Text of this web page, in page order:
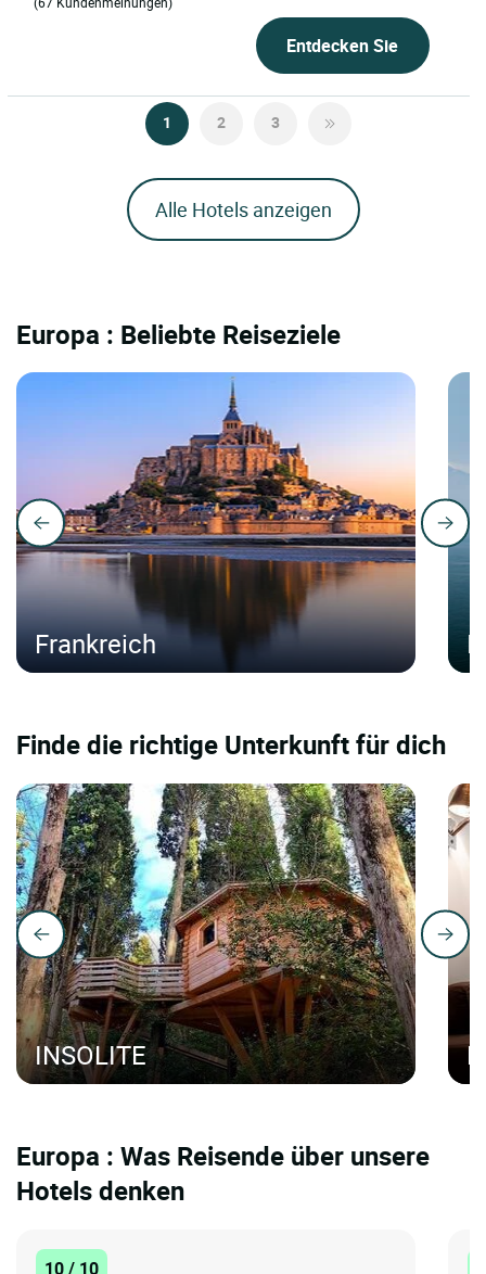
Entdecken Sie
1 2 3
Alle Hotels anzeigen
Europa : Beliebte Reiseziele
Frankreich
Finde die richtige Unterkunft für dich
INSOLITE
Europa : Was Reisende über unsere
Hotels denken
10 / 10